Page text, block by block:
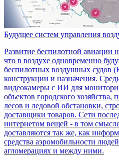
Будущее систем управления
Развитие беспилотной авиации
что в воздухе одновременно
беспилотных воздушных судов
конструкции и назначения.
видеокамеры с ИИ для
объектов городского хозяйства,
лесов и ледовой обстановки,
доставщики товаров. Сети
интернетом вещей - в том
доставляются так же, как
средства аэромобильности
агломерациях и между ними.